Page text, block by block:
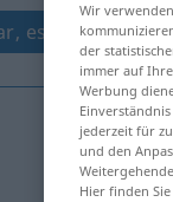
estimular,
Wir
der
immer auf
Werbung
jederzeit für
und den
Hier finden